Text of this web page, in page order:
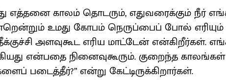
எத்தனை காலம் தொடரும், எதுவரைக்கும் நீர்
உமது கோபம் நெருப்பைப் போல்
அளவுகூட எரிய மாட்டேன் என்கிறீர்கள்.
என்பதை நினைவு​கூரும். குறைந்த காலங்கள்
படைத்​தீர்?” என்று கேட்டிருக்​கிறார்கள்.